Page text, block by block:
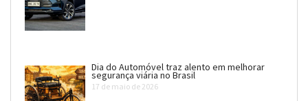
Dia do Automóvel traz alento em melhorar
segurança viária no Brasil
17 de maio de 2026